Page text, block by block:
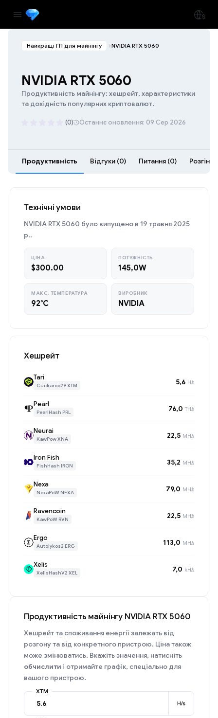
Найкращі ГП для майнінгу NVIDIA RTX 5060
NVIDIA RTX 5060
Продуктивність майнінгу: хешрейт, характеристики
та дохідність популярних криптовалют.
(0) Останнє оновлення: 09 Сер 2026
Продуктивність Відгуки (0) Питання (0) Розгін
Технічні умови
NVIDIA RTX 5060 було випущено в 19 травня 2025
р..
ЦІНА
$300.00
ПОТУЖНІСТЬ
145,0W
МАКС. ТЕМПЕРАТУРА
92°C
ВИРОБНИК
NVIDIA
Хешрейт
Tari
Cuckaroo29 XTM 5,6 H/s
Pearl
PearlHash PRL 76,0 TH/s
Neurai
KawPow XNA 22,5 MH/s
Iron Fish
FishHash IRON 35,2 MH/s
Nexa
NexaPoW NEXA 79,0 MH/s
Ravencoin
KawPoW RVN 22,5 MH/s
Ergo
Autolykos2 ERG 113,0 MH/s
Xelis
XelisHashV2 XEL 7,0 kH/s
Продуктивність майнінгу NVIDIA RTX 5060
Хешрейт та споживання енергії залежать від
розгону та від конкретного пристрою. Ціна також
може змінюватись. Вкажіть значення, натисніть
обчислити і отримайте графік, спеціально для
вашого пристрою.
XTM
H/s